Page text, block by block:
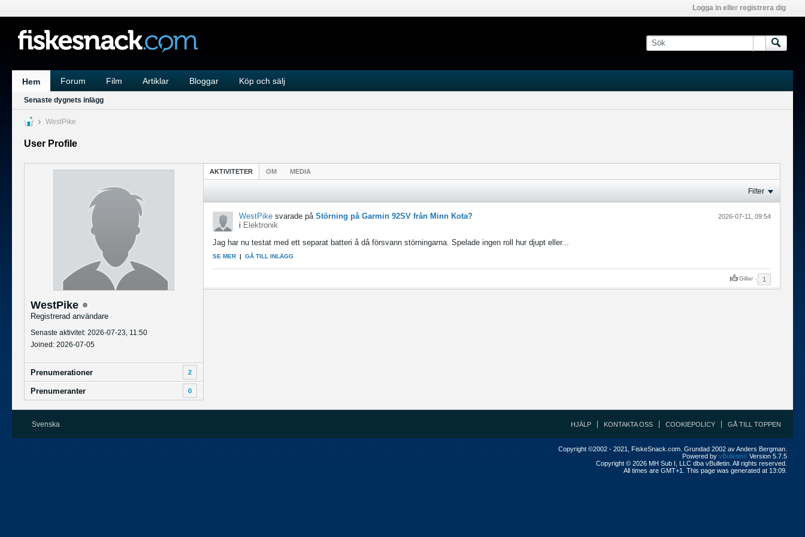
Logga in eller registrera dig
Hem Forum Film Artiklar Bloggar Köp och sälj
Senaste dygnets inlägg
WestPike
User Profile
WestPike
Registrerad användare
Senaste aktivitet: 2026-07-23, 11:50
Joined: 2026-07-05
Prenumerationer 2
Prenumeranter 0
AKTIVITETER OM MEDIA
Filter
WestPike svarade på Störning på Garmin 92SV från Minn Kota?
i Elektronik
2026-07-11, 09:54
Jag har nu testat med ett separat batteri å då försvann störningarna. Spelade ingen roll hur djupt eller...
SE MER | GÅ TILL INLÄGG
Gillar 1
Svenska HJÄLP KONTAKTA OSS COOKIEPOLICY GÅ TILL TOPPEN
Copyright ©2002 - 2021, FiskeSnack.com. Grundad 2002 av Anders Bergman.
Powered by vBulletin® Version 5.7.5
Copyright © 2026 MH Sub I, LLC dba vBulletin. All rights reserved.
All times are GMT+1. This page was generated at 13:09.